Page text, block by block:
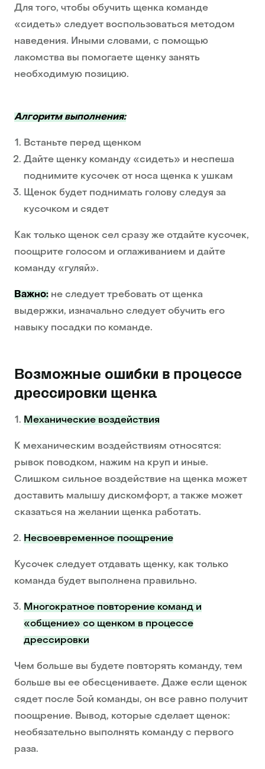
Для того, чтобы обучить щенка команде
«сидеть» следует воспользоваться методом
наведения. Иными словами, с помощью
лакомства вы помогаете щенку занять
необходимую позицию.
Алгоритм выполнения:
Встаньте перед щенком
Дайте щенку команду «сидеть» и неспеша
поднимите кусочек от носа щенка к ушкам
Щенок будет поднимать голову следуя за
кусочком и сядет
Как только щенок сел сразу же отдайте кусочек,
поощрите голосом и оглаживанием и дайте
команду «гуляй».
Важно: не следует требовать от щенка
выдержки, изначально следует обучить его
навыку посадки по команде.
Возможные ошибки в процессе
дрессировки щенка
Механические воздействия
К механическим воздействиям относятся:
рывок поводком, нажим на круп и иные.
Слишком сильное воздействие на щенка может
доставить малышу дискомфорт, а также может
сказаться на желании щенка работать.
Несвоевременное поощрение
Кусочек следует отдавать щенку, как только
команда будет выполнена правильно.
Многократное повторение команд и
«общение» со щенком в процессе
дрессировки
Чем больше вы будете повторять команду, тем
больше вы ее обесцениваете. Даже если щенок
сядет после 5ой команды, он все равно получит
поощрение. Вывод, которые сделает щенок:
необязательно выполнять команду с первого
раза.